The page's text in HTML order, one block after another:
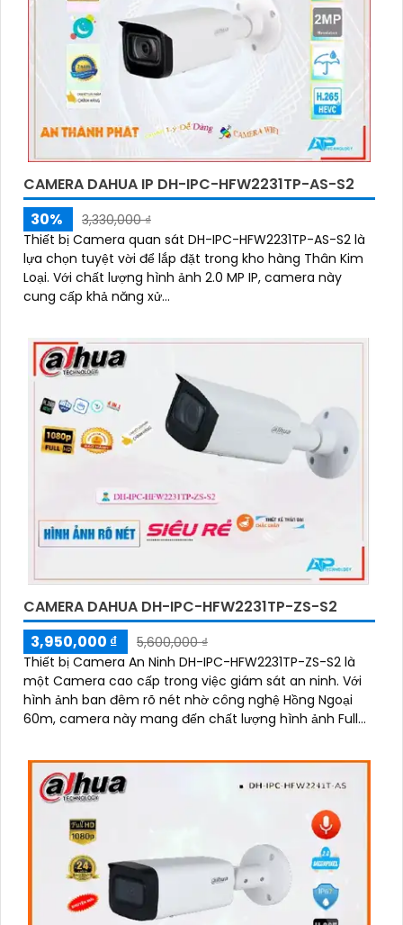
CAMERA DAHUA IP DH-IPC-HFW2231TP-AS-S2
30%
3,330,000 ₫
Thiết bị Camera quan sát DH-IPC-HFW2231TP-AS-S2 là
lựa chọn tuyệt vời để lắp đặt trong kho hàng Thân Kim
Loại. Với chất lượng hình ảnh 2.0 MP IP, camera này
cung cấp khả năng xử...
CAMERA DAHUA DH-IPC-HFW2231TP-ZS-S2
3,950,000 ₫
5,600,000 ₫
Thiết bị Camera An Ninh DH-IPC-HFW2231TP-ZS-S2 là
một Camera cao cấp trong việc giám sát an ninh. Với
hình ảnh ban đêm rõ nét nhờ công nghệ Hồng Ngoại
60m, camera này mang đến chất lượng hình ảnh Full